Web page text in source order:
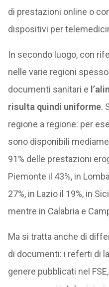
di prestazioni online o
dispositivi per
In secondo luogo, con
nelle varie regioni
documenti sanitari e
risulta quindi uniforme.
regione a regione: per
sono disponibili
91% delle prestazioni
Piemonte il 43%, in
27%, in Lazio il 19%, in
mentre in Calabria e
Ma si tratta anche di
di documenti: i referti di
genere pubblicati nel